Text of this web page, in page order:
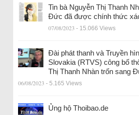
Tin bà Nguyễn Thị Thanh
Đức đã được chính thức
07/08/2023 - 15.066 Views
Đài phát thanh và Truyền
Slovakia (RTVS) công bố
Thị Thanh Nhàn trốn sang
06/08/2023 - 5.165 Views
Ủng hộ Thoibao.de